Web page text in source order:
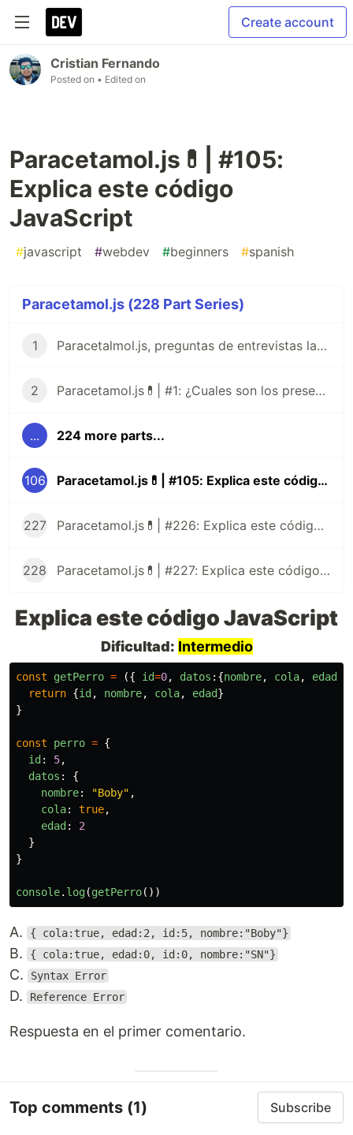
Create account
Cristian Fernando
Posted on • Edited on
Paracetamol.js💊| #105:
Explica este código
JavaScript
#javascript #webdev #beginners #spanish
Paracetamol.js (228 Part Series)
1 Paracetalmol.js, preguntas de entrevistas laborales para JavaScript en Español 😎
2 Paracetamol.js💊| #1: ¿Cuales son los presentes tipos de datos de JavaScript?
... 224 more parts...
106 Paracetamol.js💊| #105: Explica este código JavaScript
227 Paracetamol.js💊| #226: Explica este código JavaScript
228 Paracetamol.js💊| #227: Explica este código JavaScript
Explica este código JavaScript
Dificultad: Intermedio
const getPerro = ({ id=0, datos :{nombre, cola, edad
return {id , nombre, cola, edad}
}
const perro = {
id : 5,
datos :
{
nombre: "Boby" ,
cola: true,
edad :
2
}
}
console. log(getPerro())
A. { cola:true, edad:2, id:5, nombre:"Boby"}
B. { cola:true, edad:0, id:0, nombre:"SN"}
C. Syntax Error
D. Reference Error
Respuesta en el primer comentario.
Top comments (1) Subscribe